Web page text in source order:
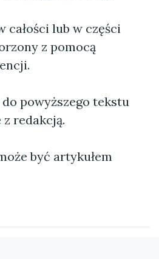
całości lub w części
z pomocą
powyższego tekstu
redakcją.
być artykułem